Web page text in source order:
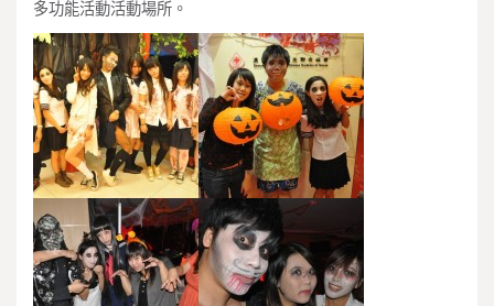
多功能活動活動場所。